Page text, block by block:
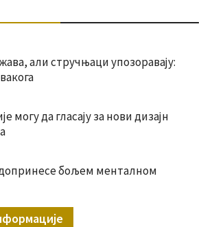
али стручњаци упозоравају:
могу да гласају за нови дизајн
бољем менталном